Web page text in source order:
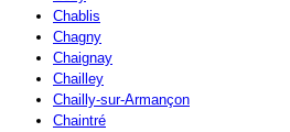
Chablis
Chagny
Chaignay
Chailley
Chailly-sur-Armançon
Chaintré